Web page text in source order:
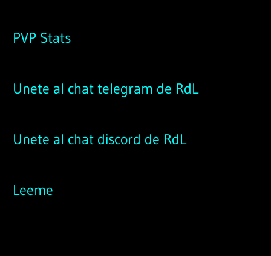
PVP Stats
Unete al chat telegram de RdL
Unete al chat discord de RdL
Leeme